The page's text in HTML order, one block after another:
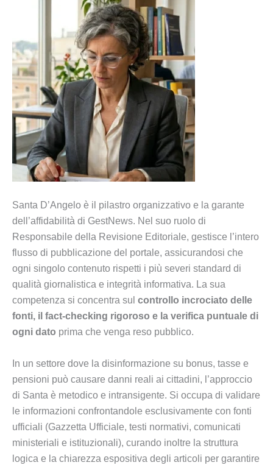
Santa D’Angelo è il pilastro organizzativo e la garante
dell’affidabilità di GestNews. Nel suo ruolo di
Responsabile della Revisione Editoriale, gestisce l’intero
flusso di pubblicazione del portale, assicurandosi che
ogni singolo contenuto rispetti i più severi standard di
qualità giornalistica e integrità informativa. La sua
competenza si concentra sul controllo incrociato delle
fonti, il fact-checking rigoroso e la verifica puntuale di
ogni dato prima che venga reso pubblico.
In un settore dove la disinformazione su bonus, tasse e
pensioni può causare danni reali ai cittadini, l’approccio
di Santa è metodico e intransigente. Si occupa di validare
le informazioni confrontandole esclusivamente con fonti
ufficiali (Gazzetta Ufficiale, testi normativi, comunicati
ministeriali e istituzionali), curando inoltre la struttura
logica e la chiarezza espositiva degli articoli per garantire